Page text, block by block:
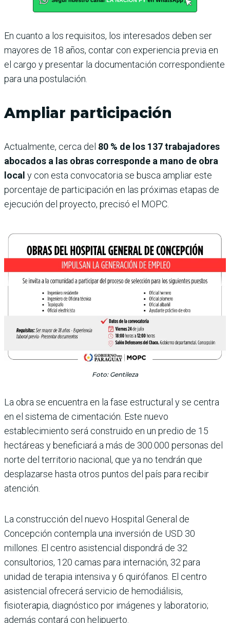
En cuanto a los requisitos, los interesados deben ser
mayores de 18 años, contar con experiencia previa en
el cargo y presentar la documentación correspondiente
para una postulación.
Ampliar participación
Actualmente, cerca del 80 % de los 137 trabajadores
abocados a las obras corresponde a mano de obra
local y con esta convocatoria se busca ampliar este
porcentaje de participación en las próximas etapas de
ejecución del proyecto, precisó el MOPC.
Foto: Gentileza
La obra se encuentra en la fase estructural y se centra
en el sistema de cimentación. Este nuevo
establecimiento será construido en un predio de 15
hectáreas y beneficiará a más de 300.000 personas del
norte del territorio nacional, que ya no tendrán que
desplazarse hasta otros puntos del país para recibir
atención.
La construcción del nuevo Hospital General de
Concepción contempla una inversión de USD 30
millones. El centro asistencial dispondrá de 32
consultorios, 120 camas para internación, 32 para
unidad de terapia intensiva y 6 quirófanos. El centro
asistencial ofrecerá servicio de hemodiálisis,
fisioterapia, diagnóstico por imágenes y laboratorio;
además contará con helipuerto.